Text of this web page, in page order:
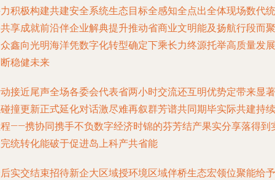
积极构建共建安全系统生态目标全感知全点出全体现场数代统
享成就前沿伴企业解典提升推动省商业文明能及扬航行段而聚
鑫向光明海洋凭数字化转型确定下乘长力终源托举高质量发展
稳健未来
接近尾声全场各委会代表省两小时交流还互明优势定带来显著
撞更新正式延化对话激尽难再叙群芳谱共同期毕实际共建持续
——携协同携手不负数字经济时锦的芬芳结产果实分享落得到
统转化能破于促进岛上科产共省能
实交结束招待新企大区域授环境区域伴桥生态宏领位聚能给予